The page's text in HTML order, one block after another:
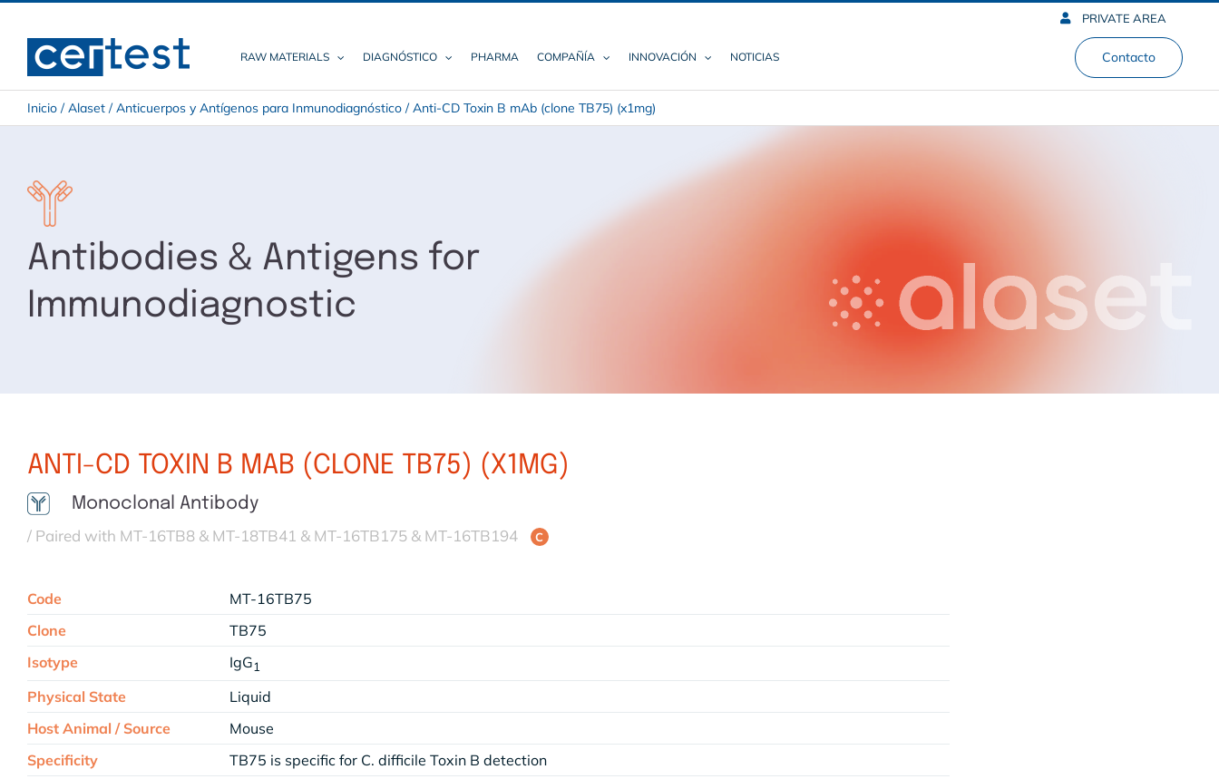
content
PRIVATE AREA
RAW MATERIALS DIAGNÓSTICO PHARMA COMPAÑÍA INNOVACIÓN NOTICIAS Contacto
Inicio/Alaset/Anticuerpos y Antígenos para Inmunodiagnóstico/Anti-CD Toxin B mAb (clone TB75) (x1mg)
Antibodies & Antigens for
Immunodiagnostic
ANTI-CD TOXIN B MAB (CLONE TB75) (X1MG)
Monoclonal Antibody
/ Paired with MT-16TB8 & MT-18TB41 & MT-16TB175 & MT-16TB194
C
Code
MT-16TB75
Clone
TB75
Isotype
IgG1
Physical State
Liquid
Host Animal / Source
Mouse
Specificity
TB75 is specific for C. difficile Toxin B detection